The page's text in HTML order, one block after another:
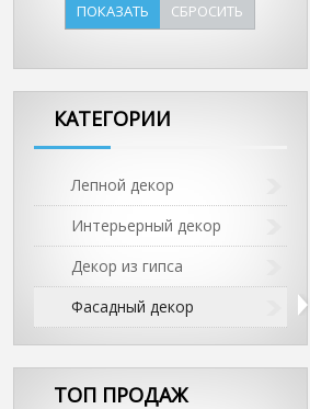
ПОКАЗАТЬ СБРОСИТЬ
КАТЕГОРИИ
Лепной декор
Интерьерный декор
Декор из гипса
Фасадный декор
ТОП ПРОДАЖ